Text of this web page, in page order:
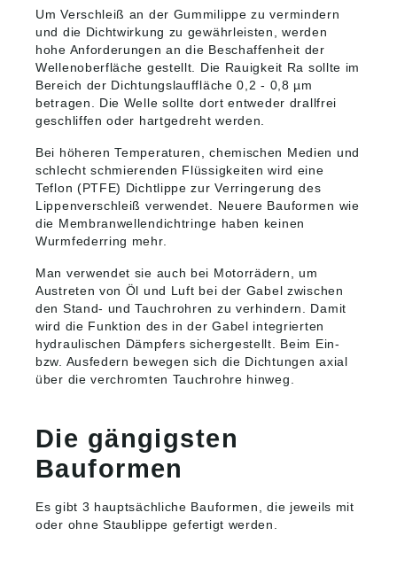
Um Verschleiß an der Gummilippe zu vermindern
und die Dichtwirkung zu gewährleisten, werden
hohe Anforderungen an die Beschaffenheit der
Wellenoberfläche gestellt. Die Rauigkeit Ra sollte im
Bereich der Dichtungslauffläche 0,2 - 0,8 µm
betragen. Die Welle sollte dort entweder drallfrei
geschliffen oder hartgedreht werden.
Bei höheren Temperaturen, chemischen Medien und
schlecht schmierenden Flüssigkeiten wird eine
Teflon (PTFE) Dichtlippe zur Verringerung des
Lippenverschleiß verwendet. Neuere Bauformen wie
die Membranwellendichtringe haben keinen
Wurmfederring mehr.
Man verwendet sie auch bei Motorrädern, um
Austreten von Öl und Luft bei der Gabel zwischen
den Stand- und Tauchrohren zu verhindern. Damit
wird die Funktion des in der Gabel integrierten
hydraulischen Dämpfers sichergestellt. Beim Ein-
bzw. Ausfedern bewegen sich die Dichtungen axial
über die verchromten Tauchrohre hinweg.
Die gängigsten
Bauformen
Es gibt 3 hauptsächliche Bauformen, die jeweils mit
oder ohne Staublippe gefertigt werden.